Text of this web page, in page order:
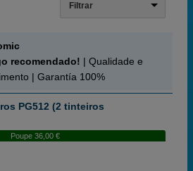
Filtrar
recomendado! | Qualidade e
| Garantía 100%
PG512 (2 tinteiros
Poupe 36,00 €